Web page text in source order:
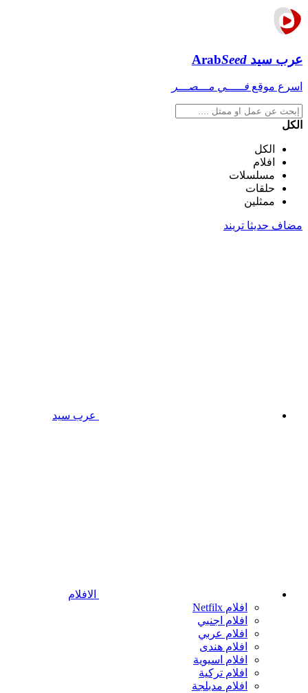
عرب سيد ArabSeed
اسرع موقع فـــــي مـــصـــر
الكل
الكل
افلام
مسلسلات
حلقات
ممثلين
مضاف حديثا تريند
عرب سيد
الافلام
افلام Netfilx
افلام اجنبي
افلام عربي
افلام هندى
افلام اسيوية
افلام تركية
افلام مدبلجة